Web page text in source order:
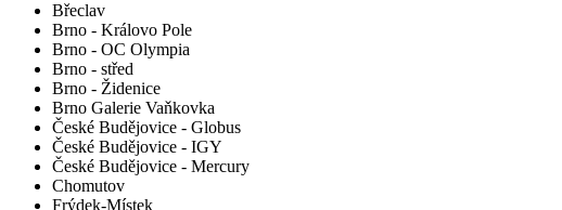
Břeclav
Brno - Královo Pole
Brno - OC Olympia
Brno - střed
Brno - Židenice
Brno Galerie Vaňkovka
České Budějovice - Globus
České Budějovice - IGY
České Budějovice - Mercury
Chomutov
Frýdek-Místek